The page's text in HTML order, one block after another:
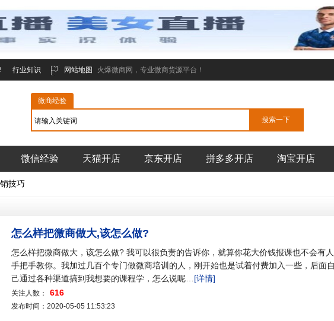
行业知识 网站地图 火爆微商网，专业微商货源平台！
微商经验
微信经验 天猫开店 京东开店 拼多多开店 淘宝开店
技巧
怎么样把微商做大,该怎么做?
怎么样把微商做大，该怎么做? 我可以很负责的告诉你，就算你花大价钱报课也不会有人
手把手教你。我加过几百个专门做微商培训的人，刚开始也是试着付费加入一些，后面自
己通过各种渠道搞到我想要的课程学，怎么说呢… [详情]
关注人数： 616
发布时间：2020-05-05 11:53:23